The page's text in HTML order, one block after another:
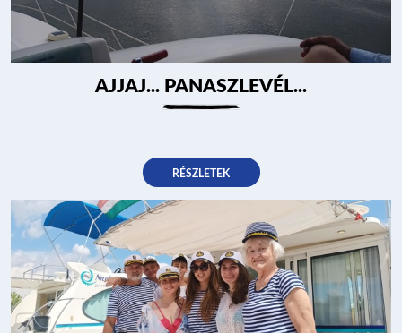
AJJAJ... PANASZLEVÉL...
RÉSZLETEK